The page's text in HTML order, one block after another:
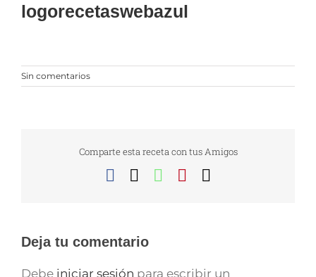
logorecetaswebazul
Sin comentarios
Comparte esta receta con tus Amigos
FacebookWhatsApp
Pinterest
Deja tu comentario
Debe iniciar sesión para escribir un